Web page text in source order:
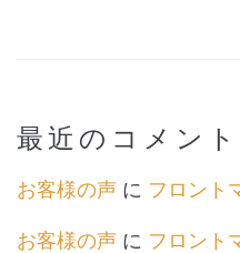
最近のコメント
お客様の声 に フロント
お客様の声 に フロント